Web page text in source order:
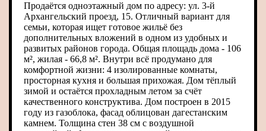
Продаётся одноэтажный дом по адресу: ул. 3-й
Архангельский проезд, 15. Отличный вариант для
семьи, которая ищет готовое жильё без
дополнительных вложений в одном из удобных и
развитых районов города. Общая площадь дома - 106
м², жилая - 66,8 м². Внутри всё продумано для
комфортной жизни: 4 изолированные комнаты,
просторная кухня и большая прихожая. Дом тёплый
зимой и остаётся прохладным летом за счёт
качественного конструктива. Дом построен в 2015
году из газоблока, фасад облицован дагестанским
камнем. Толщина стен 38 см с воздушной